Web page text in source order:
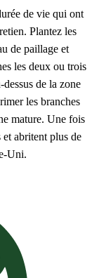
de vie qui ont
Plantez les
de paillage et
les deux ou trois
de la zone
les branches
mature. Une fois
et abritent plus de
Uni.